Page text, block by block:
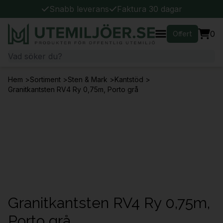
Snabb leverans Faktura 30 dagar
Offert 0
Hem >Sortiment >Sten & Mark >Kantstöd >
Granitkantsten RV4 Ry 0,75m, Porto grå
Granitkantsten RV4 Ry 0,75m,